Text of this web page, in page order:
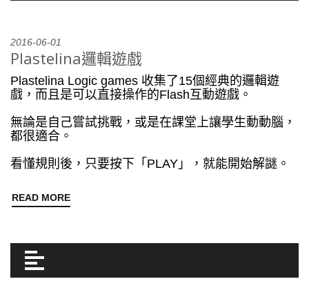
2016-06-01
Plastelina邏輯遊戲
Plastelina Logic games 收集了15個經典的邏輯遊
戲，而且是可以直接操作的Flash互動遊戲。
無論是自己嘗試挑戰，或是在課堂上讓學生動動腦，
都很適合。
看懂規則後，只要按下「PLAY」，就能開始解謎。
READ MORE